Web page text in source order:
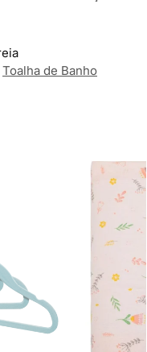
Toalha de Banho